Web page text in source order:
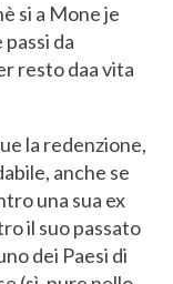
si a Mone je
da
resto daa vita
la redenzione,
anche se
una sua ex
il suo passato
dei Paesi di